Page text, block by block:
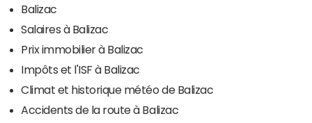
Balizac
Salaires à Balizac
Prix immobilier à Balizac
Impôts et l'ISF à Balizac
Climat et historique météo de Balizac
Accidents de la route à Balizac